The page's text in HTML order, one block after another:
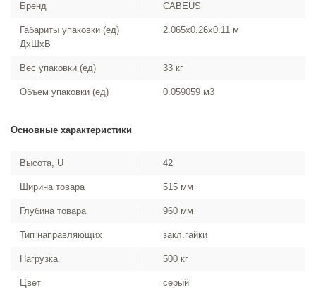
Бренд CABEUS
Габариты упаковки (ед)
ДхШхВ
2.065x0.26x0.11 м
Вес упаковки (ед) 33 кг
Объем упаковки (ед) 0.059059 м3
Основные характеристики
Высота, U 42
Ширина товара 515 мм
Глубина товара 960 мм
Тип направляющих закл.гайки
Нагрузка 500 кг
Цвет серый